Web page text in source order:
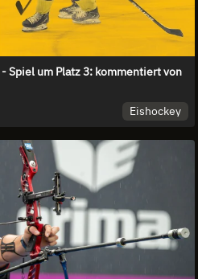
Spiel um Platz 3: kommentiert von
Eishockey